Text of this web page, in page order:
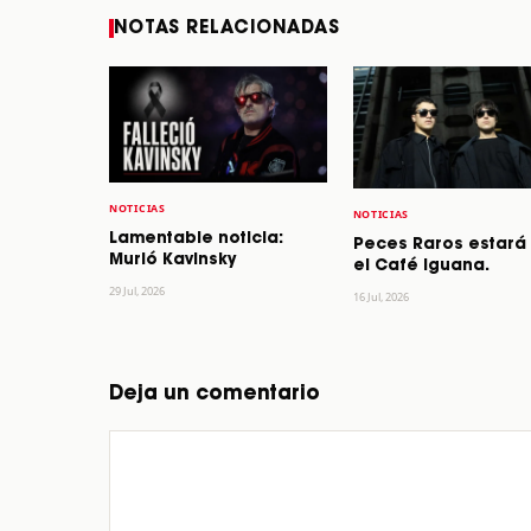
NOTAS RELACIONADAS
NOTICIAS
Lamentable noticia:
Murió Kavinsky
29 Jul, 2026
NOTICIAS
Peces Raros estará
el Café Iguana.
16 Jul, 2026
Deja un comentario
Comentario